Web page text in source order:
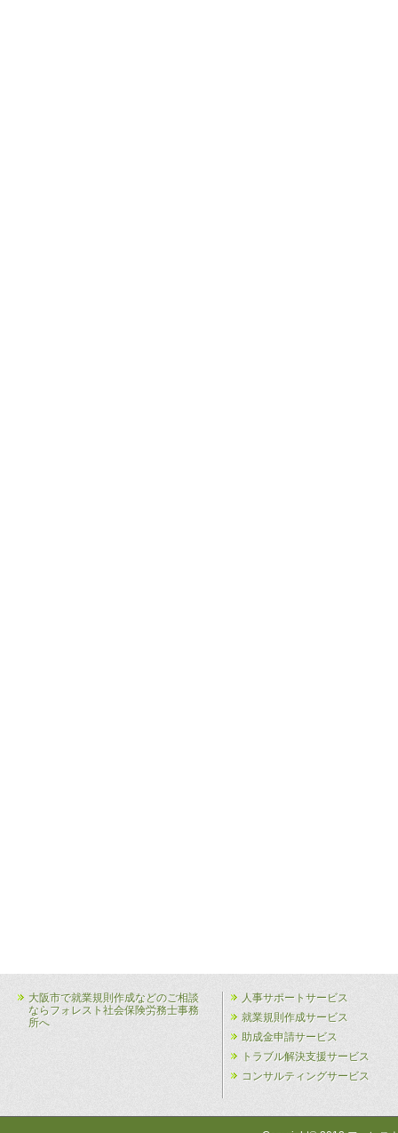
大阪市で就業規則作成などのご相談
ならフォレスト社会保険労務士事務
所へ
人事サポートサービス
就業規則作成サービス
助成金申請サービス
トラブル解決支援サービス
コンサルティングサービス